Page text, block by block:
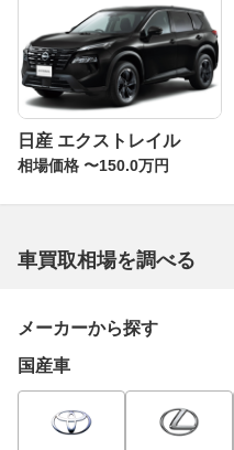
日産 エクストレイル
相場価格 〜150.0万円
車買取相場を調べる
メーカーから探す
国産車